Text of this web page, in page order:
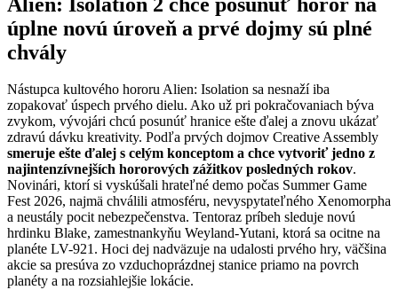
úplne novú úroveň a prvé dojmy sú plné
chvály
Nástupca kultového hororu Alien: Isolation sa nesnaží iba
zopakovať úspech prvého dielu. Ako už pri pokračovaniach býva
zvykom, vývojári chcú posunúť hranice ešte ďalej a znovu ukázať
zdravú dávku kreativity. Podľa prvých dojmov Creative Assembly
smeruje ešte ďalej s celým konceptom a chce vytvoriť jedno z
najintenzívnejších hororových zážitkov posledných rokov.
Novinári, ktorí si vyskúšali hrateľné demo počas Summer Game
Fest 2026, najmä chválili atmosféru, nevyspytateľného Xenomorpha
a neustály pocit nebezpečenstva. Tentoraz príbeh sleduje novú
hrdinku Blake, zamestnankyňu Weyland-Yutani, ktorá sa ocitne na
planéte LV-921. Hoci dej nadväzuje na udalosti prvého hry, väčšina
akcie sa presúva zo vzduchoprázdnej stanice priamo na povrch
planéty a na rozsiahlejšie lokácie.